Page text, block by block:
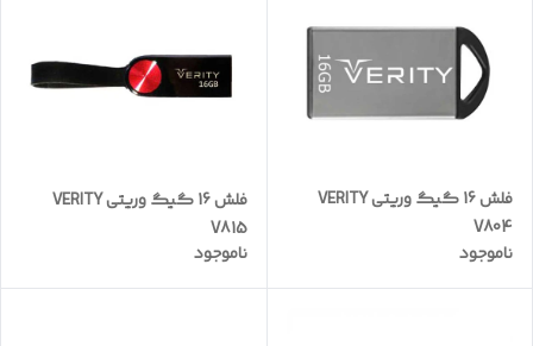
فلش 16 گیگ وریتی VERITY
V804
ناموجود
فلش 16 گیگ وریتی VERITY
V815
ناموجود